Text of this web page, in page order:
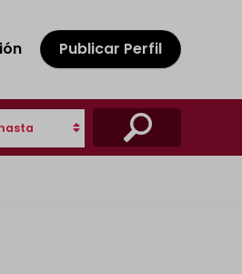
Publicar Perfil